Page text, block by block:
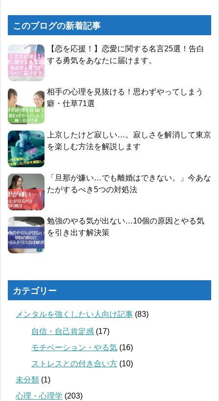
このブログの新着記事
【恋を応援！】恋愛に関する名言25選！告白
する勇気をあなたに届けます。
相手の心理を見抜ける！思わずやってしまう
癖・仕草71選
上京したけど寂しい…。寂しさを解消して東京
を楽しむ方法を解説します
「旦那が嫌い…でも離婚はできない。」今あな
たがするべき5つの対処法
勉強のやる気が出ない…10個の原因とやる気
を引き出す解決策
カテゴリー
メンタルを強くしたい人向け記事 (83)
自信・自己肯定感 (17)
モチベーション・やる気 (16)
ストレスとの付き合い方 (10)
未分類 (1)
心理・心理学 (203)